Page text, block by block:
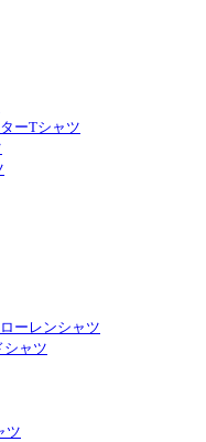
ーTシャツ
ーレンシャツ
シャツ
ツ